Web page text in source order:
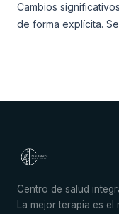
Cambios
de forma explícita.
Centro de salud
La mejor terapia es el